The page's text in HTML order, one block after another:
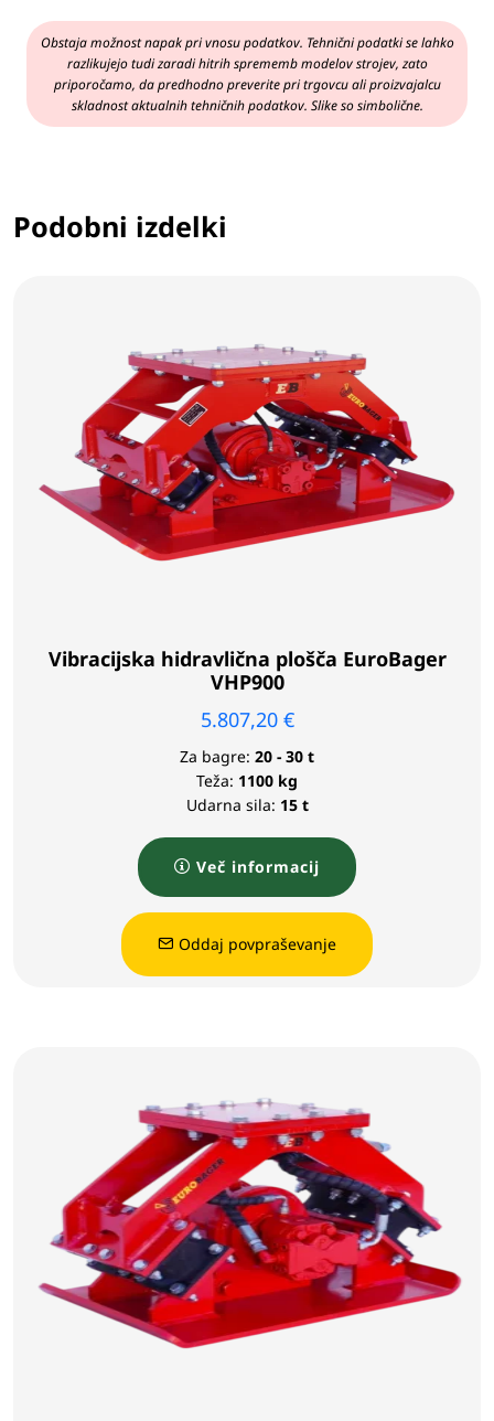
Obstaja možnost napak pri vnosu podatkov. Tehnični podatki se lahko
razlikujejo tudi zaradi hitrih sprememb modelov strojev, zato
priporočamo, da predhodno preverite pri trgovcu ali proizvajalcu
skladnost aktualnih tehničnih podatkov. Slike so simbolične.
Podobni izdelki
Vibracijska hidravlična plošča EuroBager
VHP900
5.807,20 €
Za bagre: 20 - 30 t
Teža: 1100 kg
Udarna sila: 15 t
Več informacij
Oddaj povpraševanje